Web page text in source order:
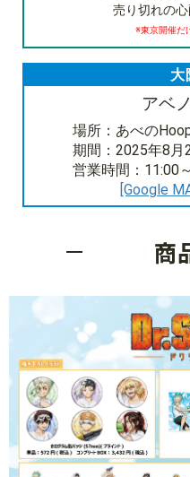
売り切れの心
※東京開催だ
大
アベ
場所：あべの
期間：2025年8月
営業時間：11:00
[Google
商